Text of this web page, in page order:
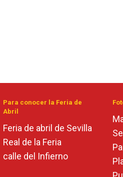
Para conocer la Feria de
Abril
Feria de abril de Sevilla
Real de la Feria
calle del Infierno